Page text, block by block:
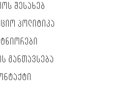
ᲨᲔᲡᲐᲮᲔᲑ
ᲞᲝᲚᲘᲢᲘᲙᲐ
ᲒᲐᲜᲗᲐᲕᲡᲔᲑᲐ